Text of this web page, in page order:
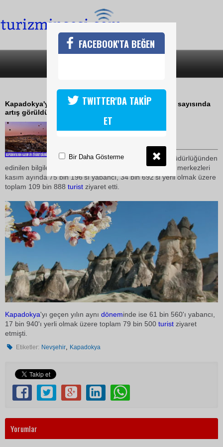
KAPADOKYA GEÇEN YILI GEÇTİ
Kapadokya'yı kasım ayında ziyaret eden turistlerin sayısında
artış görüldü
13 Aralık 2009 / 11:07
Nevşehir Kültür ve Turizm Müdürlüğünden
edinilen bilgilere göre,
'daki tarihi veturist
ik merkezleri
kasım ayında 75 bin 196'sı yabancı, 34 bin 692'si yerli olmak üzere
toplam 109 bin 888 turist ziyaret etti.
Kapadokya'yı geçen yılın aynı döneminde ise 61 bin 560'ı yabancı,
17 bin 940'ı yerli olmak üzere toplam 79 bin 500 turist ziyaret
etmişti.
Etiketler: Nevşehir, Kapadokya
Yorumlar
FACEBOOK'TA BEĞEN
TWITTER'DA TAKİP
ET
Bir Daha Gösterme